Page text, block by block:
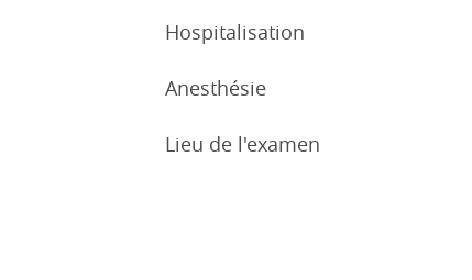
Hospitalisation
Anesthésie
Lieu de l'examen